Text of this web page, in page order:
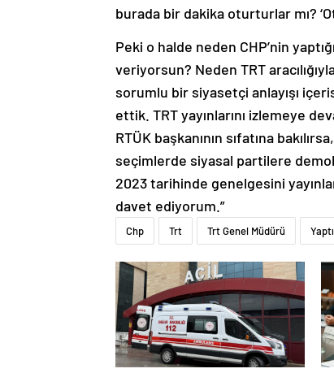
burada bir dakika oturturlar mı?
Peki o halde neden CHP’nin
veriyorsun? Neden TRT
sorumlu bir siyasetçi anlayışı
ettik. TRT yayınlarını izlemeye
RTÜK başkanının sıfatına
seçimlerde siyasal partilere
2023 tarihinde genelgesini
davet ediyorum.”
Chp Trt Trt Genel Müdürü